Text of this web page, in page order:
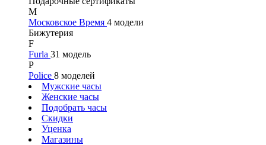
М
Московское Время 4 модели
Бижутерия
F
Furla 31 модель
P
Police 8 моделей
Мужские часы
Женские часы
Подобрать часы
Скидки
Уценка
Магазины